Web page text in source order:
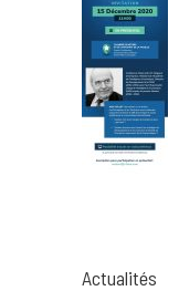
Actualités